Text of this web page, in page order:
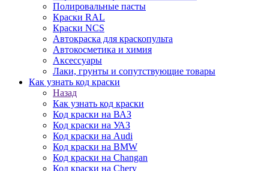
Полировальные пасты
Краски RAL
Краски NCS
Автокраска для краскопульта
Автокосметика и химия
Аксессуары
Лаки, грунты и сопутствующие товары
Как узнать код краски
Назад
Как узнать код краски
Код краски на ВАЗ
Код краски на УАЗ
Код краски на Audi
Код краски на BMW
Код краски на Changan
Код краски на Chery